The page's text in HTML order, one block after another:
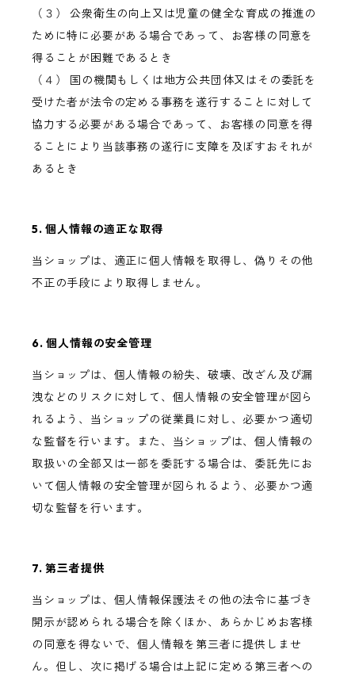
（３） 公衆衛生の向上又は児童の健全な育成の推進の
ために特に必要がある場合であって、お客様の同意を
得ることが困難であるとき
（４） 国の機関もしくは地方公共団体又はその委託を
受けた者が法令の定める事務を遂行することに対して
協力する必要がある場合であって、お客様の同意を得
ることにより当該事務の遂行に支障を及ぼすおそれが
あるとき
5. 個人情報の適正な取得
当ショップは、適正に個人情報を取得し、偽りその他
不正の手段により取得しません。
6. 個人情報の安全管理
当ショップは、個人情報の紛失、破壊、改ざん及び漏
洩などのリスクに対して、個人情報の安全管理が図ら
れるよう、当ショップの従業員に対し、必要かつ適切
な監督を行います。また、当ショップは、個人情報の
取扱いの全部又は一部を委託する場合は、委託先にお
いて個人情報の安全管理が図られるよう、必要かつ適
切な監督を行います。
7. 第三者提供
当ショップは、個人情報保護法その他の法令に基づき
開示が認められる場合を除くほか、あらかじめお客様
の同意を得ないで、個人情報を第三者に提供しませ
ん。但し、次に掲げる場合は上記に定める第三者への